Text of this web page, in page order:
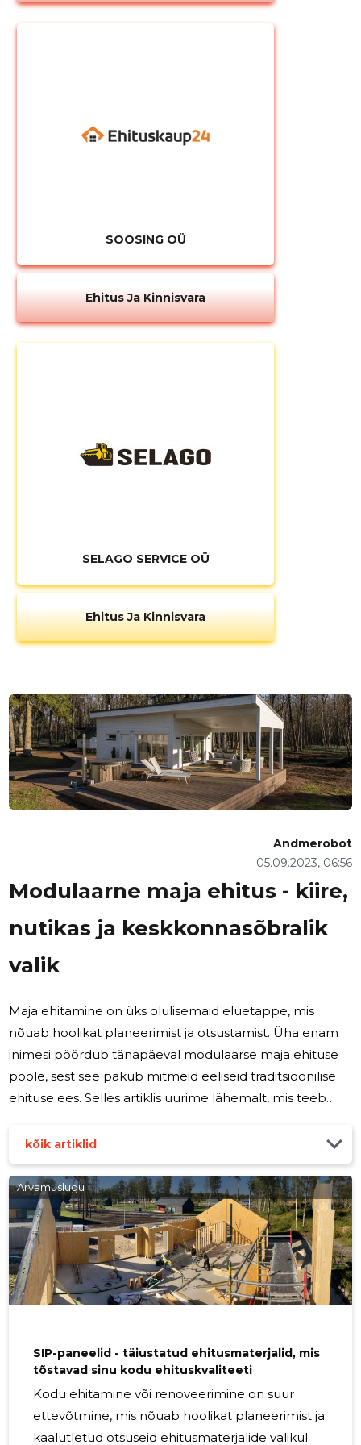
SOOSING OÜ
Ehitus Ja Kinnisvara
SELAGO SERVICE OÜ
Ehitus Ja Kinnisvara
Modulaarne maja ehitus - kiire,
nutikas ja keskkonnasõbralik
valik
05.09.2023, 06:56
Andmerobot
Maja ehitamine on üks olulisemaid eluetappe, mis
nõuab hoolikat planeerimist ja otsustamist. Üha enam
inimesi pöördub tänapäeval modulaarse maja ehituse
poole, sest see pakub mitmeid eeliseid traditsioonilise
ehituse ees. Selles artiklis uurime lähemalt, mis teeb
selle peamised eelised. Mis on modulaarne maja
ehitus? Modulaarne maja ehitus on kaasaegne
ehitusmeetod, mis hõlmab maja ehitamist moodulitest
või paneelidest tehases ning nende seejärel
kokkupanemist ehitusplatsil. Need moodulid või
paneelid valmistatakse täpselt vastavalt
kõik artiklid
Arvamuslugu
SIP-paneelid - täiustatud ehitusmaterjalid, mis
tõstavad sinu kodu ehituskvaliteeti
Kodu ehitamine või renoveerimine on suur
ettevõtmine, mis nõuab hoolikat planeerimist ja
kaalutletud otsuseid ehitusmaterjalide valikul.